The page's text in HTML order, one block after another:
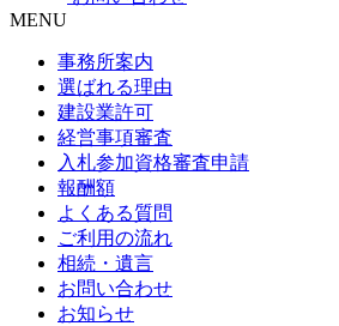
MENU
事務所案内
選ばれる理由
建設業許可
経営事項審査
入札参加資格審査申請
報酬額
よくある質問
ご利用の流れ
相続・遺言
お問い合わせ
お知らせ